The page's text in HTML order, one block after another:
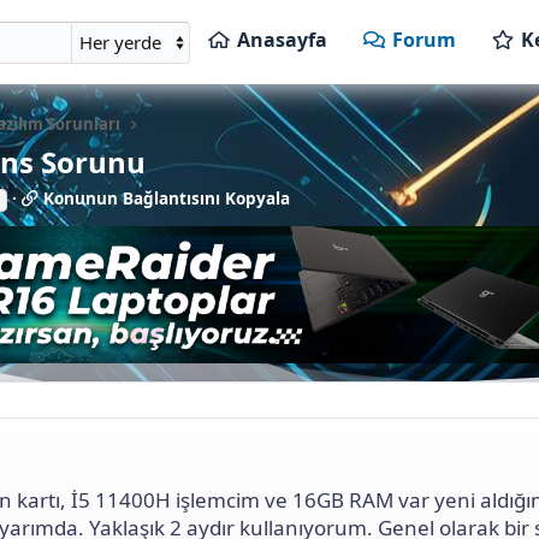
Anasayfa Forum
Sorunları
Sorunu
K
o
u
n
u
n
B
a
ı
s
Konunun Bağlantısını Kopyala
kartı, İ5 11400H işlemcim ve 16GB RAM var yeni
Yaklaşık 2 aydır kullanıyorum. Genel olarak bir